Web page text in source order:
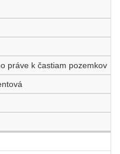
práve k častiam pozemkov